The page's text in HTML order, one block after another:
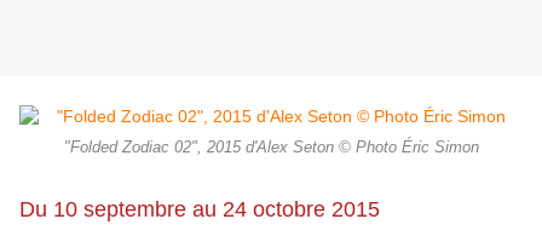
"Folded Zodiac 02", 2015 d'Alex Seton © Photo Éric Simon
Du 10 septembre au 24 octobre 2015